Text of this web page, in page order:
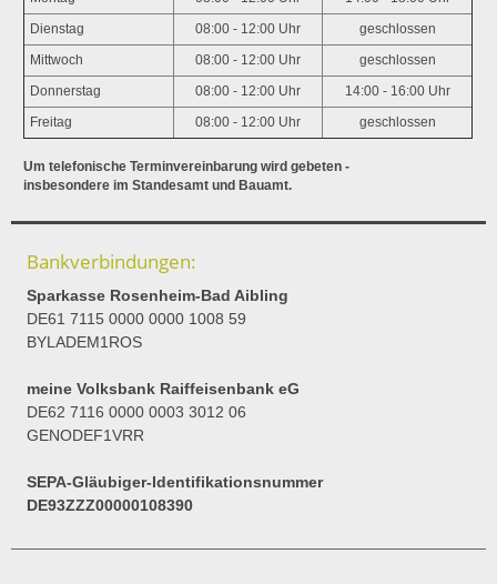
Dienstag 08:00 - 12:00 Uhr geschlossen
Mittwoch 08:00 - 12:00 Uhr geschlossen
Donnerstag 08:00 - 12:00 Uhr 14:00 - 16:00 Uhr
Freitag 08:00 - 12:00 Uhr geschlossen
Um telefonische Terminvereinbarung wird gebeten -
insbesondere im Standesamt und Bauamt.
Bankverbindungen:
Sparkasse Rosenheim-Bad Aibling
DE61 7115 0000 0000 1008 59
BYLADEM1ROS
meine Volksbank Raiffeisenbank eG
DE62 7116 0000 0003 3012 06
GENODEF1VRR
SEPA-Gläubiger-Identifikationsnummer
DE93ZZZ00000108390